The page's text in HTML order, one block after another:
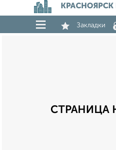
Закладки
СТРАНИЦА